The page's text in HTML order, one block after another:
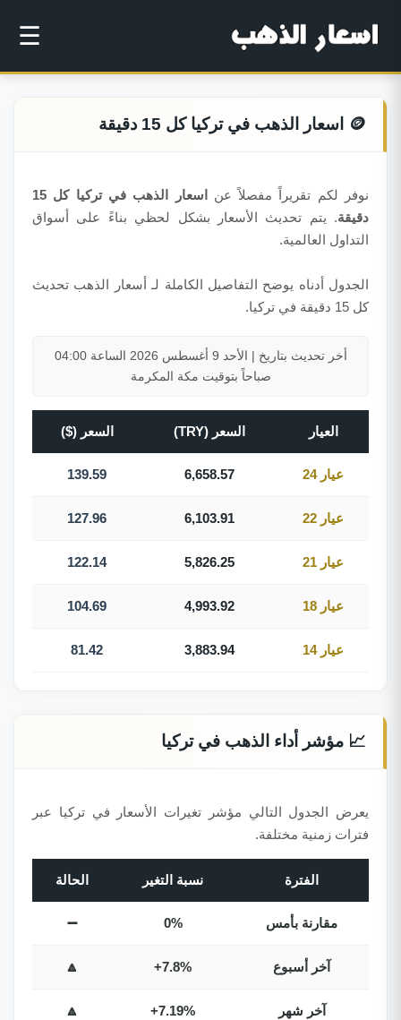
☰
🪙 اسعار الذهب في تركيا كل 15 دقيقة
نوفر لكم تقريراً مفصلاً عن
اسعار الذهب في تركيا كل 15
دقيقة. يتم تحديث الأسعار بشكل لحظي بناءً على أسواق
التداول العالمية.
الجدول أدناه يوضح التفاصيل الكاملة لـ أسعار الذهب تحديث
كل 15 دقيقة في تركيا.
أخر تحديث بتاريخ | الأحد 9 أغسطس 2026 الساعة 04:00
صباحاً بتوقيت مكة المكرمة
العيار السعر (TRY) السعر ($)
عيار 24 6,658.57
139.59
عيار 22 6,103.91
127.96
عيار 21 5,826.25
122.14
عيار 18 4,993.92
104.69
عيار 14 3,883.94
81.42
📈 مؤشر أداء الذهب في تركيا
يعرض الجدول التالي مؤشر تغيرات الأسعار في تركيا عبر
فترات زمنية مختلفة.
الفترة نسبة التغير الحالة
مقارنة بأمس 0%
➖
آخر أسبوع +7.8%
🔼
آخر شهر +7.19%
🔼